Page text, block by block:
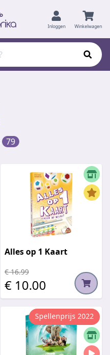
Inloggen Winkelwagen
79
Alles op 1 Kaart
€ 16.99
€ 10.00
Spellenprijs 2022